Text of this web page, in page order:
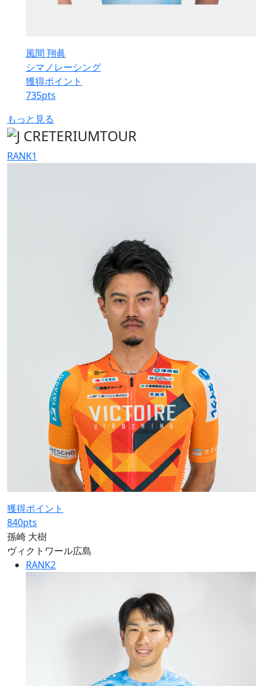
風間 翔眞
シマノレーシング
獲得ポイント
735pts
もっと見る
RANK1
獲得ポイント
840pts
孫崎 大樹
ヴィクトワール広島
RANK2